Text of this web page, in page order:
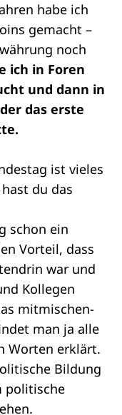
habe ich
gemacht –
noch
ich in Foren
und dann in
das erste
ist vieles
du das
schon ein
Vorteil, dass
war und
Kollegen
mitmischen-
man ja alle
Worten erklärt.
Bildung
politische